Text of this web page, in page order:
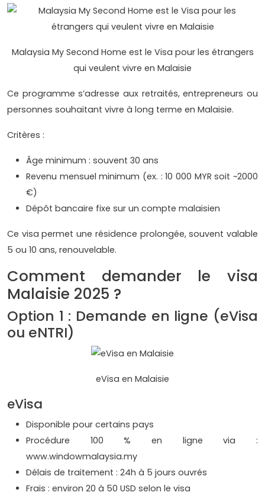
Malaysia My Second Home est le Visa pour les étrangers
qui veulent vivre en Malaisie
Ce programme s’adresse aux retraités, entrepreneurs ou
personnes souhaitant vivre à long terme en Malaisie.
Critères :
Âge minimum : souvent 30 ans
Revenu mensuel minimum (ex. : 10 000 MYR soit ~2000
€)
Dépôt bancaire fixe sur un compte malaisien
Ce visa permet une résidence prolongée, souvent valable
5 ou 10 ans, renouvelable.
Comment demander le visa
Malaisie 2025 ?
Option 1 : Demande en ligne (eVisa
ou eNTRI)
eVisa en Malaisie
eVisa
Disponible pour certains pays
Procédure 100 % en ligne via :
www.windowmalaysia.my
Délais de traitement : 24h à 5 jours ouvrés
Frais : environ 20 à 50 USD selon le visa